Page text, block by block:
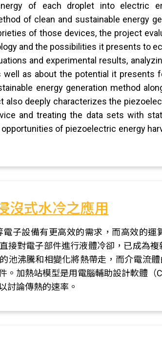
of each droplet into electric
of clean and sustainable energy
of those devices, the project
and the possibilities it presents to
and experimental results,
well as about the potential it presents
energy generation method
also deeply characterizes the
and treating the data sets with
opportunities of piezoelectric energy
沒式水冷之應用
電子設備有更高效的需求，而高效的
接對電子部件進行液體冷卻，已成為
池沸騰和相變化將熱帶走，而介電流
。加熱站模型是用電腦輔助設計軟體
討論傳熱的速率。